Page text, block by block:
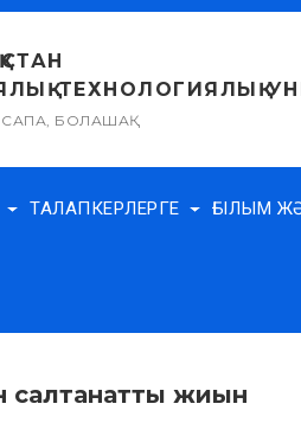
ТЕХНОЛОГИЯЛЫҚ
БОЛАШАҚ
ТАЛАПКЕРЛЕРГЕ ҒЫЛЫМ
салтанатты жиын